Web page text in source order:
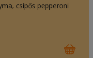
csípős pepperoni